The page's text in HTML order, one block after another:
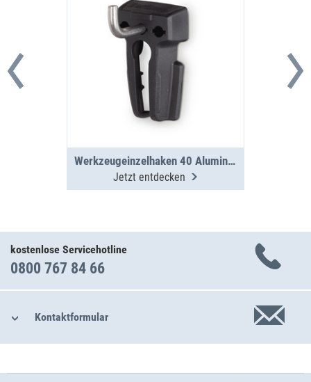
Werkzeugeinzelhaken 40 Aluminium Seitenwand
Jetzt entdecken
kostenlose Servicehotline
0800 767 84 66
Kontaktformular